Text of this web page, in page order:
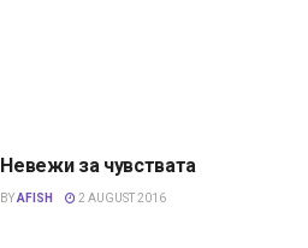
Невежи за чувствата
BYAFISH 2 AUGUST 2016